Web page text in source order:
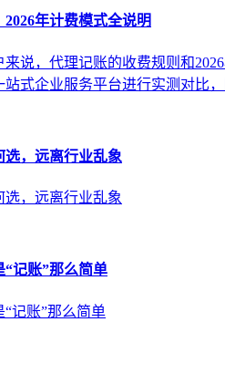
年计费模式全说明
说，代理记账的收费规则和
式企业服务平台进行实测对比
选，远离行业乱象
，远离行业乱象
记账”那么简单
记账”那么简单